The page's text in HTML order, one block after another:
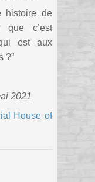
histoire de
c’est
est aux
?”
2021
House of